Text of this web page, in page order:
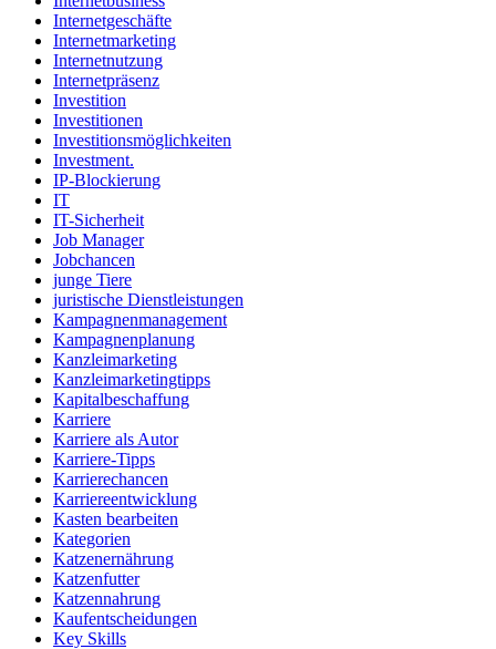
Internetgeschäfte
Internetmarketing
Internetnutzung
Internetpräsenz
Investition
Investitionen
Investitionsmöglichkeiten
Investment.
IP-Blockierung
IT
IT-Sicherheit
Job Manager
Jobchancen
junge Tiere
juristische Dienstleistungen
Kampagnenmanagement
Kampagnenplanung
Kanzleimarketing
Kanzleimarketingtipps
Kapitalbeschaffung
Karriere
Karriere als Autor
Karriere-Tipps
Karrierechancen
Karriereentwicklung
Kasten bearbeiten
Kategorien
Katzenernährung
Katzenfutter
Katzennahrung
Kaufentscheidungen
Key Skills